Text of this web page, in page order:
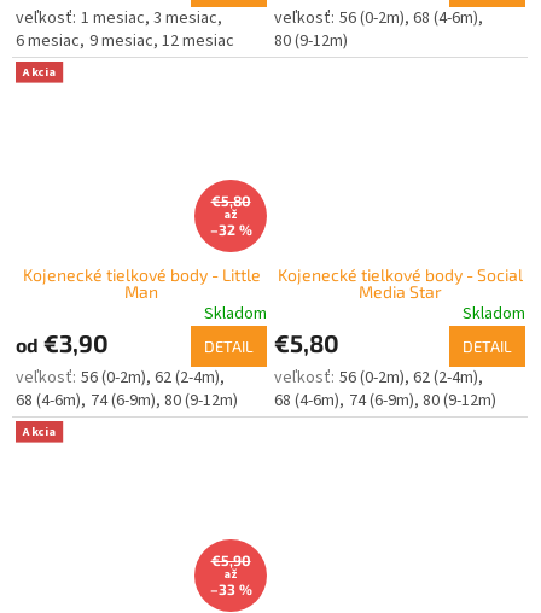
1 mesiac 3 mesiac
6 mesiac 9 mesiac 12 mesiac
56 (0-2m) 68 (4-6m)
80 (9-12m)
Akcia
€5,80
až
–32 %
Kojenecké tielkové body - Little
Man
Skladom
od €3,90 DETAIL
56 (0-2m) 62 (2-4m)
68 (4-6m) 74 (6-9m) 80 (9-12m)
Kojenecké tielkové body - Social
Media Star
Skladom
€5,80 DETAIL
56 (0-2m) 62 (2-4m)
68 (4-6m) 74 (6-9m) 80 (9-12m)
Akcia
€5,90
až
–33 %